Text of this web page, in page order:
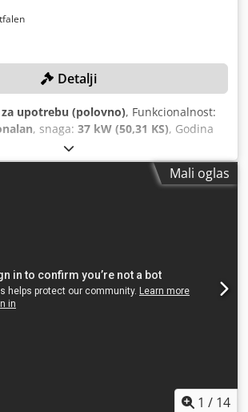
Detalji
upotrebu (polovno), Funkcionalnost:
, snaga: 37 kW (50,31 KS), Godina
, pritisak (max.):
1.500 l, maksimalna brzina okretanja:
475,2 m³/h, broj
Mali oglas
1 / 14